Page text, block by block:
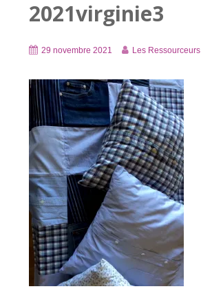
2021virginie3
29 novembre 2021 Les Ressourceurs